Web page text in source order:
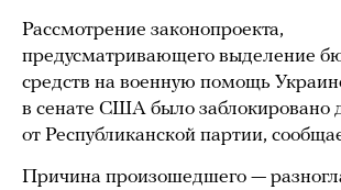
Рассмотрение законопроекта,
предусматривающего выделение
средств на военную помощь
в сенате США было заблокировано
от Республиканской партии,
Причина произошедшего —